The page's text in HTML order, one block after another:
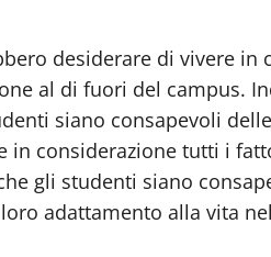
desiderare di vivere
al di fuori del campus.
siano consapevoli
in considerazione tutti i
gli studenti siano
adattamento alla vita